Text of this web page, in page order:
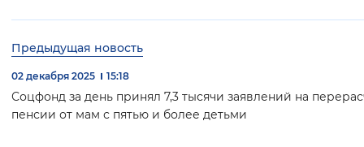
Предыдущая новость
02 декабря 2025 15:18
Соцфонд за день принял 7,3 тысячи заявлений на
пенсии от мам с пятью и более детьми